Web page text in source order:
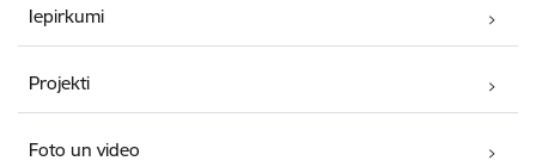
Iepirkumi
Projekti
Foto un video